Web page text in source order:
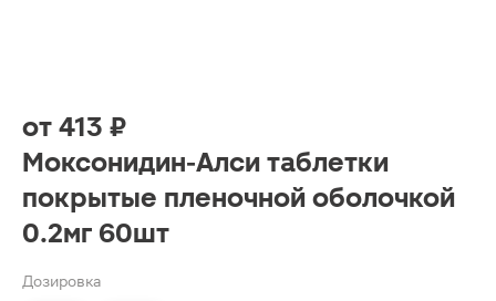
от 413 ₽
Моксонидин-Алси таблетки
покрытые пленочной оболочкой
0.2мг 60шт
Дозировка